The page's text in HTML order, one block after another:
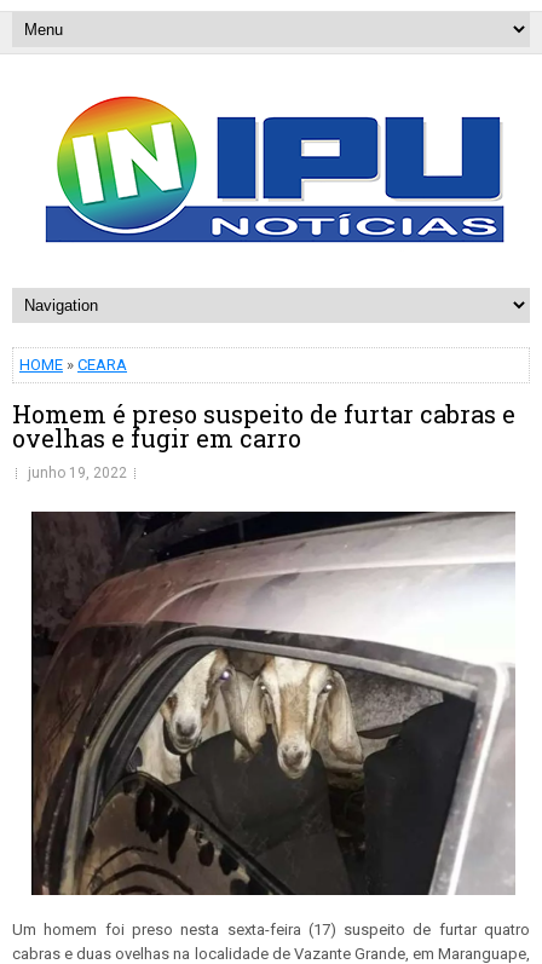
HOME » CEARA
Homem é preso suspeito de furtar cabras e
ovelhas e fugir em carro
junho 19, 2022
Um homem foi preso nesta sexta-feira (17) suspeito de furtar quatro
cabras e duas ovelhas na localidade de Vazante Grande, em Maranguape,